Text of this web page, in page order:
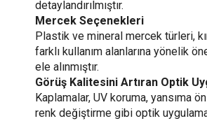
detaylandırılmıştır.
Mercek Seçenekleri
Plastik ve mineral mercek türleri,
farklı kullanım alanlarına yönelik
ele alınmıştır.
Görüş Kalitesini Artıran Optik
Kaplamalar, UV koruma, yansıma
renk değiştirme gibi optik